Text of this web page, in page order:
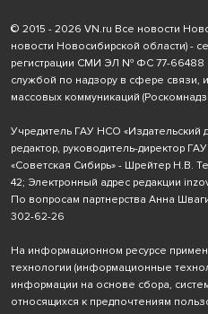
© 2015 - 2026 VN.ru Все новости
новости Новосибирской области) -
регистрации СМИ ЭЛ № ФС 77-66488
службой по надзору в сфере связи,
массовых коммуникаций
Учредитель ГАУ НСО «Издательский
редактор, руководитель-директор
«Советская Сибирь» - Шрейтер Н.В.
42; Электронный адрес редакции
По вопросам партнерства Анна
302-62-26
На информационном ресурсе
технологии (информационные
информации на основе сбора,
относящихся к предпочтениям